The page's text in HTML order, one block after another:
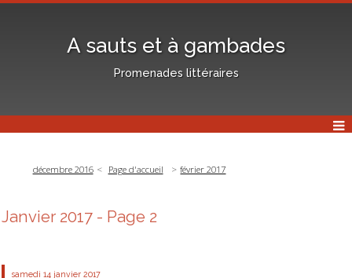
A sauts et à gambades
Promenades littéraires
décembre 2016 Page d'accueil février 2017
Janvier 2017 - Page 2
samedi 14 janvier 2017